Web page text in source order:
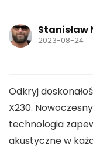
Stanisław
2023-08-24
Odkryj
X230.
technologia
akustyczne w